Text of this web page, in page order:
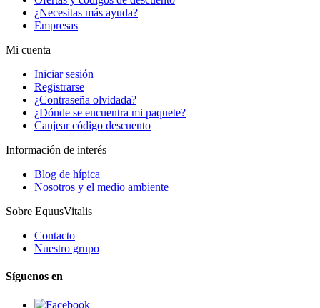
¿Necesitas más ayuda?
Empresas
Mi cuenta
Iniciar sesión
Registrarse
¿Contraseña olvidada?
¿Dónde se encuentra mi paquete?
Canjear código descuento
Información de interés
Blog de hípica
Nosotros y el medio ambiente
Sobre EquusVitalis
Contacto
Nuestro grupo
Síguenos en